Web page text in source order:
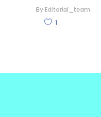
By Editorial_team
1